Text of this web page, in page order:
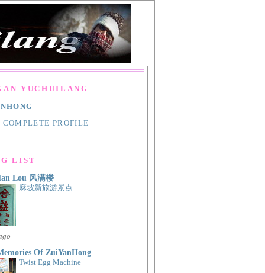
YUCHUILANG
PROFILE
LIST
Lou 风满楼
麻坡新旅游景点
Of ZuiYanHong
Twist Egg Machine